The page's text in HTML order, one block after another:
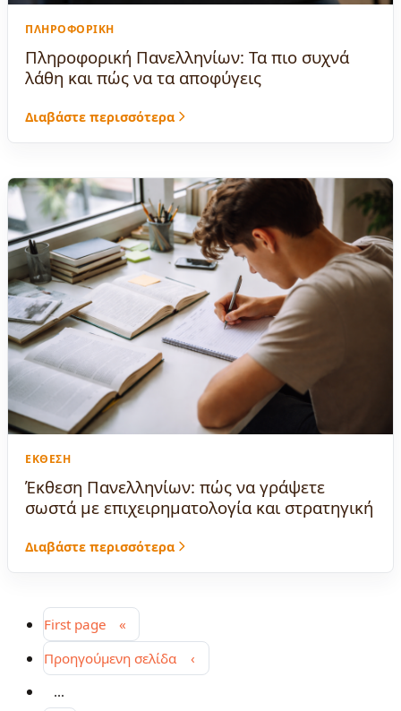
ΠΛΗΡΟΦΟΡΙΚΉ
Πληροφορική Πανελληνίων: Τα πιο συχνά
λάθη και πώς να τα αποφύγεις
Διαβάστε περισσότερα
ΈΚΘΕΣΗ
Έκθεση Πανελληνίων: πώς να γράψετε
σωστά με επιχειρηματολογία και στρατηγική
Διαβάστε περισσότερα
First page
«
Προηγούμενη σελίδα
‹
…